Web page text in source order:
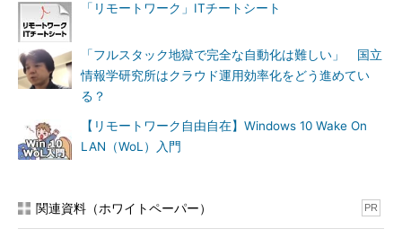
「リモートワーク」ITチートシート
「フルスタック地獄で完全な自動化は難しい」 国立
情報学研究所はクラウド運用効率化をどう進めてい
る？
【リモートワーク自由自在】Windows 10 Wake On
LAN（WoL）入門
関連資料（ホワイトペーパー） PR